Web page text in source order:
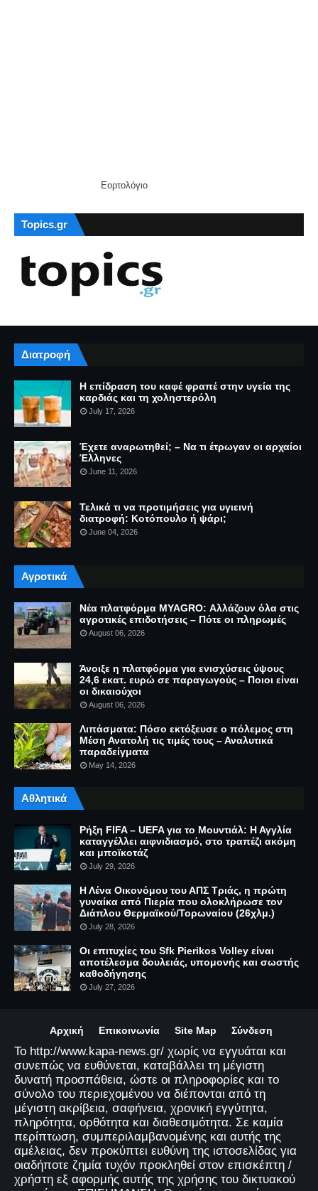
Εορτολόγιο
Topics.gr
Διατροφή
Η επίδραση του καφέ φραπέ στην υγεία της
καρδιάς και τη χοληστερόλη
July 17, 2026
Έχετε αναρωτηθεί; – Να τι έτρωγαν οι αρχαίοι
Έλληνες
June 11, 2026
Τελικά τι να προτιμήσεις για υγιεινή
διατροφή: Κοτόπουλο ή ψάρι;
June 04, 2026
Αγροτικά
Νέα πλατφόρμα MYAGRO: Αλλάζουν όλα στις
αγροτικές επιδοτήσεις – Πότε οι πληρωμές
August 06, 2026
Άνοιξε η πλατφόρμα για ενισχύσεις ύψους
24,6 εκατ. ευρώ σε παραγωγούς – Ποιοι είναι
οι δικαιούχοι
August 06, 2026
Λιπάσματα: Πόσο εκτόξευσε ο πόλεμος στη
Μέση Ανατολή τις τιμές τους – Αναλυτικά
παραδείγματα
May 14, 2026
Αθλητικά
Ρήξη FIFA – UEFA για το Μουντιάλ: Η Αγγλία
καταγγέλλει αιφνιδιασμό, στο τραπέζι ακόμη
και μποϊκοτάζ
July 29, 2026
Η Λένα Οικονόμου του ΑΠΣ Τριάς, η πρώτη
γυναίκα από Πιερία που ολοκλήρωσε τον
Διάπλου Θερμαϊκού/Τορωναίου (26χλμ.)
July 28, 2026
Οι επιτυχίες του Sfk Pierikos Volley είναι
αποτέλεσμα δουλειάς, υπομονής και σωστής
καθοδήγησης
July 27, 2026
Αρχική Επικοινωνία Site Map Σύνδεση
Το http://www.kapa-news.gr/ χωρίς να εγγυάται και
συνεπώς να ευθύνεται, καταβάλλει τη μέγιστη
δυνατή προσπάθεια, ώστε οι πληροφορίες και το
σύνολο του περιεχομένου να διέπονται από τη
μέγιστη ακρίβεια, σαφήνεια, χρονική εγγύτητα,
πληρότητα, ορθότητα και διαθεσιμότητα. Σε καμία
περίπτωση, συμπεριλαμβανομένης και αυτής της
αμέλειας, δεν προκύπτει ευθύνη της ιστοσελίδας για
οιαδήποτε ζημία τυχόν προκληθεί στον επισκέπτη /
χρήστη εξ αφορμής αυτής της χρήσης του δικτυακού